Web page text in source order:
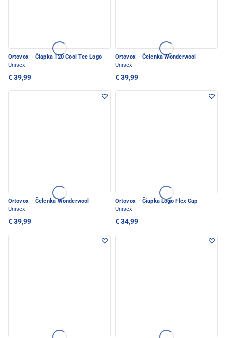
Ortovox · Čiapka 120 Cool Tec Logo
Unisex
€ 39,99
Ortovox · Čelenka Wonderwool
Unisex
€ 39,99
Ortovox · Čelenka Wonderwool
Unisex
€ 39,99
Ortovox · Čiapka Logo Flex Cap
Unisex
€ 34,99